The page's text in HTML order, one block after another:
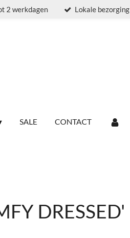
2 werkdagen Lokale bezorging
SALE CONTACT
DRESSED'